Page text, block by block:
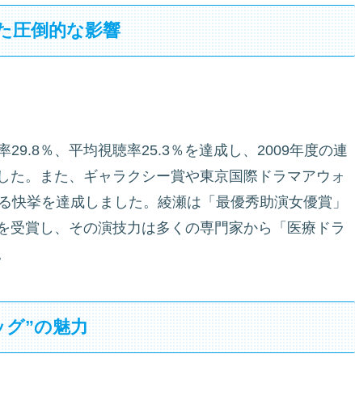
圧倒的な影響
29.8％、平均視聴率25.3％を達成し、2009年度の連
た。また、ギャラクシー賞や東京国際ドラマアウォ
快挙を達成しました。綾瀬は「最優秀助演女優賞」
受賞し、その演技力は多くの専門家から「医療ドラ
グ”の魅力